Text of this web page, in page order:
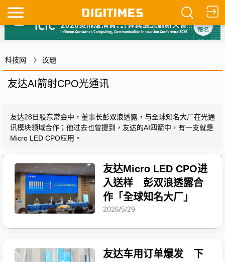
科技网 议题
友达AI箭射CPO光通讯
友达28日股东常会中，董事长彭双浪透露，与全球知名大厂在光通
讯模块领域合作；他过去也曾提到，友达的AI四箭中，有一支就是
Micro LED CPO应用。
友达Micro LED CPO进
入送样 彭双浪透露合
作「全球知名大厂」
2026/5/29
友达车用订单爆发 下